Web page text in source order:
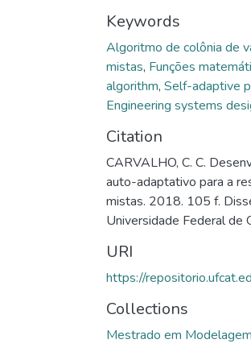
Keywords
Algoritmo de colônia de
mistas, Funções
algorithm, Self-adaptive
Engineering systems
Citation
CARVALHO, C. C.
auto-adaptativo para a
mistas. 2018. 105 f.
Universidade Federal de
URI
https://
Collections
Mestrado em